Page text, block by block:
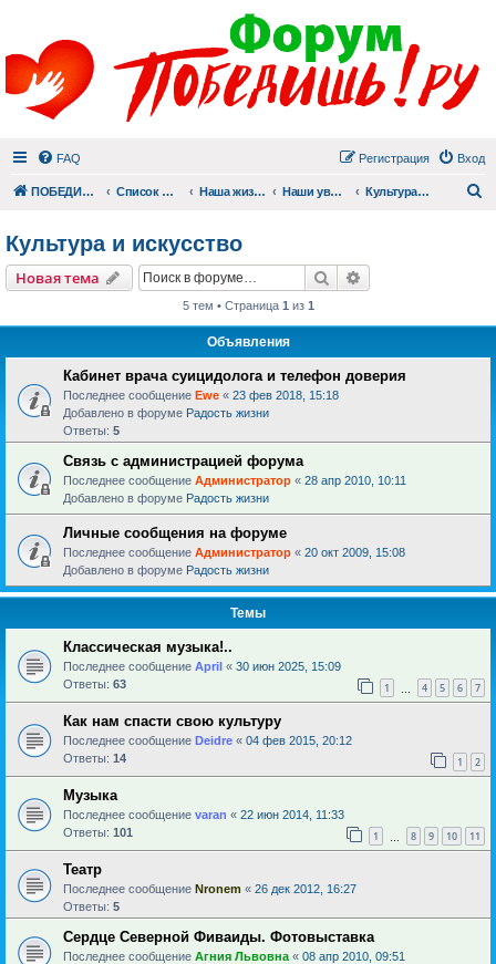
FAQ Вход
Регистрация
ПОБЕДИШЬ.РУ Список форумов Наша жизнь (не всё же о суициде!) Наши увлечения Культура и искусство
Культура и искусство
Новая тема Поиск
5 тем • Страница 1 из 1
Объявления
Кабинет врача суицидолога и телефон доверия
Последнее сообщение Ewe « 23 фев 2018, 15:18
Добавлено в форуме Радость жизни
Ответы: 5
Связь с администрацией форума
Последнее сообщение Администратор « 28 апр 2010, 10:11
Добавлено в форуме Радость жизни
Личные сообщения на форуме
Последнее сообщение Администратор « 20 окт 2009, 15:08
Добавлено в форуме Радость жизни
Темы
Классическая музыка!..
Последнее сообщение April « 30 июн 2025, 15:09
Ответы: 63 1 4 5 6 7
Как нам спасти свою культуру
Последнее сообщение Deidre « 04 фев 2015, 20:12
Ответы: 14 1 2
Музыка
Последнее сообщение varan « 22 июн 2014, 11:33
Ответы: 101 1 8 9 10 11
Театр
Последнее сообщение Nronem « 26 дек 2012, 16:27
Ответы: 5
Сердце Северной Фиваиды. Фотовыставка
Последнее сообщение Агния Львовна « 08 апр 2010, 09:51